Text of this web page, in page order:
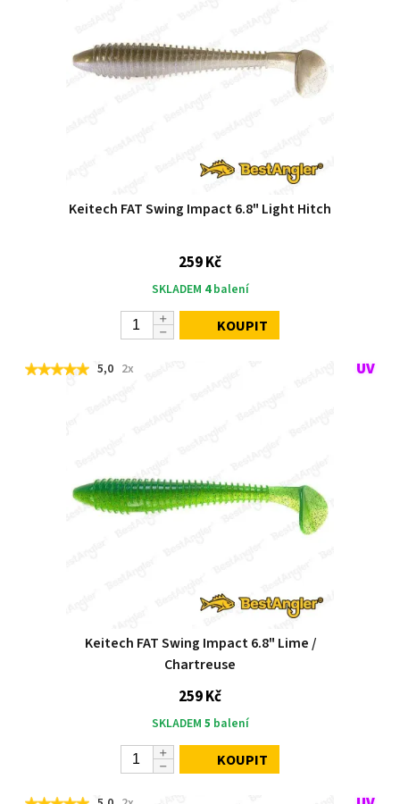
Keitech FAT Swing Impact 6.8" Light Hitch
259 Kč
SKLADEM 4balení
KOUPIT
5,0 2x
Keitech FAT Swing Impact 6.8" Lime /
Chartreuse
259 Kč
SKLADEM 5 balení
KOUPIT